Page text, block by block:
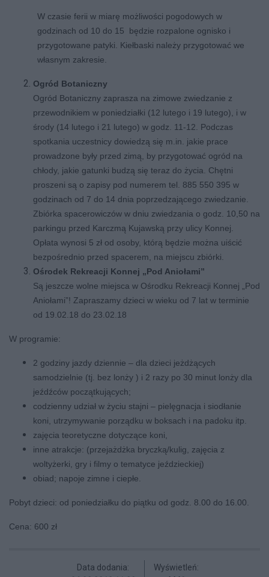
W czasie ferii w miarę możliwości pogodowych w
godzinach od 10 do 15 będzie rozpalone ognisko i
przygotowane patyki. Kiełbaski należy przygotować we
własnym zakresie.
Ogród Botaniczny
Ogród Botaniczny zaprasza na zimowe zwiedzanie z
przewodnikiem w poniedziałki (12 lutego i 19 lutego), i w
środy (14 lutego i 21 lutego) w godz. 11-12. Podczas
spotkania uczestnicy dowiedzą się m.in. jakie prace
prowadzone były przed zimą, by przygotować ogród na
chłody, jakie gatunki budzą się teraz do życia. Chętni
proszeni są o zapisy pod numerem tel. 885 550 395 w
godzinach od 7 do 14 dnia poprzedzającego zwiedzanie.
Zbiórka spacerowiczów w dniu zwiedzania o godz. 10,50 na
parkingu przed Karczmą Kujawską przy ulicy Konnej.
Opłata wynosi 5 zł od osoby, którą będzie można uiścić
bezpośrednio przed spacerem, na miejscu zbiórki.
Ośrodek Rekreacji Konnej „Pod Aniołami”
Są jeszcze wolne miejsca w Ośrodku Rekreacji Konnej „Pod
Aniołami”! Zapraszamy dzieci w wieku od 7 lat w terminie
od 19.02.18 do 23.02.18
W programie:
2 godziny jazdy dziennie – dla dzieci jeżdżących
samodzielnie (tj. bez lonży ) i 2 razy po 30 minut lonży dla
jeźdźców początkujących;
codzienny udział w życiu stajni – pielęgnacja i siodłanie
koni, utrzymywanie porządku w boksach i na padoku itp.
zajęcia teoretyczne dotyczące koni,
inne atrakcje: (przejażdżka bryczką/kulig, zajęcia z
woltyżerki, gry i filmy o tematyce jeździeckiej)
obiad; napoje zimne i ciepłe.
Pobyt dzieci: od poniedziałku do piątku od godz. 8.00 do 16.00.
Cena: 600 zł
Data dodania:
Wyświetleń: